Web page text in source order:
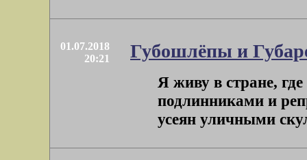
01.07.2018
20:21
Губошлёпы и
Я живу в стране,
подлинниками и
усеян уличными